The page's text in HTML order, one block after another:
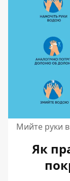
Мийте руки
Як